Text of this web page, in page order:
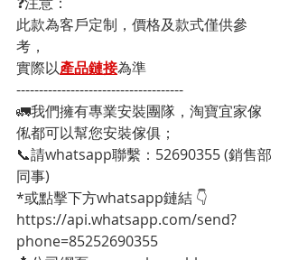
此款為客戶定制，價格及款式僅供參
考，
實際以產品鏈接為準
-------------------------------------
🚛我們擁有專業安裝團隊，淘寶宜家傢
俬都可以幫您安裝傢俱；
📞請whatsapp聯繫：52690355 (銷售部
同事)
*或點擊下方whatsapp鏈結 👇
https://api.whatsapp.com/send?
phone=85252690355